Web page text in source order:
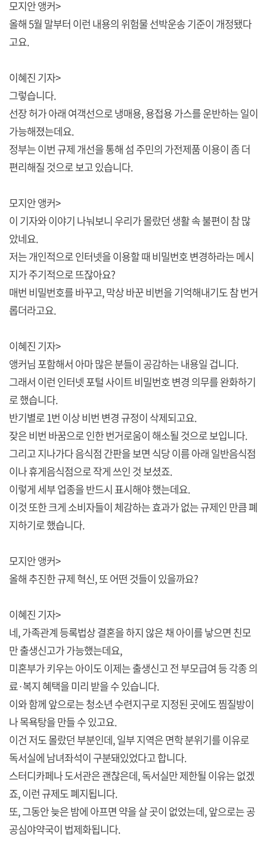
모지안 앵커>
올해 5월 말부터 이런 내용의 위험물 선박운송 기준이 개정됐다
고요.
이혜진 기자>
그렇습니다.
선장 허가 아래 여객선으로 냉매용, 용접용 가스를 운반하는 일이
가능해졌는데요.
정부는 이번 규제 개선을 통해 섬 주민의 가전제품 이용이 좀 더
편리해질 것으로 보고 있습니다.
모지안 앵커>
이 기자와 이야기 나눠보니 우리가 몰랐던 생활 속 불편이 참 많
았네요.
저는 개인적으로 인터넷을 이용할 때 비밀번호 변경하라는 메시
지가 주기적으로 뜨잖아요?
매번 비밀번호를 바꾸고, 막상 바꾼 비번을 기억해내기도 참 번거
롭더라고요.
이혜진 기자>
앵커님 포함해서 아마 많은 분들이 공감하는 내용일 겁니다.
그래서 이런 인터넷 포털 사이트 비밀번호 변경 의무를 완화하기
로 했습니다.
반기별로 1번 이상 비번 변경 규정이 삭제되고요.
잦은 비번 바꿈으로 인한 번거로움이 해소될 것으로 보입니다.
그리고 지나가다 음식점 간판을 보면 식당 이름 아래 일반음식점
이나 휴게음식점으로 작게 쓰인 것 보셨죠.
이렇게 세부 업종을 반드시 표시해야 했는데요.
이것 또한 크게 소비자들이 체감하는 효과가 없는 규제인 만큼 폐
지하기로 했습니다.
모지안 앵커>
올해 추진한 규제 혁신, 또 어떤 것들이 있을까요?
이혜진 기자>
네, 가족관계 등록법상 결혼을 하지 않은 채 아이를 낳으면 친모
만 출생신고가 가능했는데요,
미혼부가 키우는 아이도 이제는 출생신고 전 부모급여 등 각종 의
료·복지 혜택을 미리 받을 수 있습니다.
이와 함께 앞으로는 청소년 수련지구로 지정된 곳에도 찜질방이
나 목욕탕을 만들 수 있고요.
이건 저도 몰랐던 부분인데, 일부 지역은 면학 분위기를 이유로
독서실에 남녀좌석이 구분돼있었다고 합니다.
스터디카페나 도서관은 괜찮은데, 독서실만 제한될 이유는 없겠
죠, 이런 규제도 폐지됩니다.
또, 그동안 늦은 밤에 아프면 약을 살 곳이 없었는데, 앞으로는 공
공심야약국이 법제화됩니다.